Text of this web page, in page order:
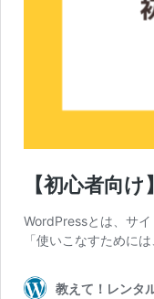
【初心者向
WordPressとは、サ
「使いこなすために
教えて！レンタ